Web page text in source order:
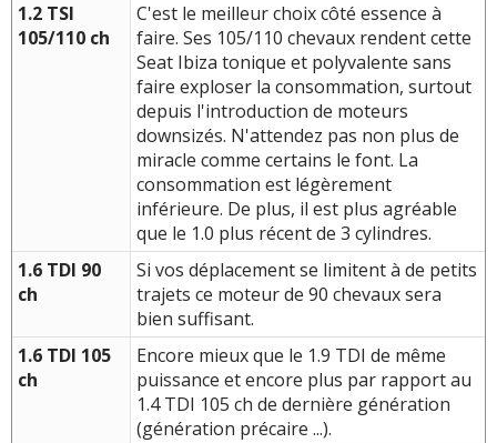
1.2 TSI
105/110 ch
C'est le meilleur choix côté essence à
faire. Ses 105/110 chevaux rendent cette
Seat Ibiza tonique et polyvalente sans
faire exploser la consommation, surtout
depuis l'introduction de moteurs
downsizés. N'attendez pas non plus de
miracle comme certains le font. La
consommation est légèrement
inférieure. De plus, il est plus agréable
que le 1.0 plus récent de 3 cylindres.
1.6 TDI 90
ch
Si vos déplacement se limitent à de petits
trajets ce moteur de 90 chevaux sera
bien suffisant.
1.6 TDI 105
ch
Encore mieux que le 1.9 TDI de même
puissance et encore plus par rapport au
1.4 TDI 105 ch de dernière génération
(génération précaire ...).